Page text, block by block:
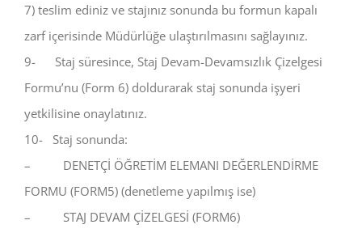
7) teslim ediniz ve stajınız sonunda bu formun kapalı
zarf içerisinde Müdürlüğe ulaştırılmasını sağlayınız.
9- Staj süresince, Staj Devam-Devamsızlık Çizelgesi
Formu’nu (Form 6) doldurarak staj sonunda işyeri
yetkilisine onaylatınız.
10- Staj sonunda:
– DENETÇİ ÖĞRETİM ELEMANI DEĞERLENDİRME
FORMU (FORM5) (denetleme yapılmış ise)
– STAJ DEVAM ÇİZELGESİ (FORM6)